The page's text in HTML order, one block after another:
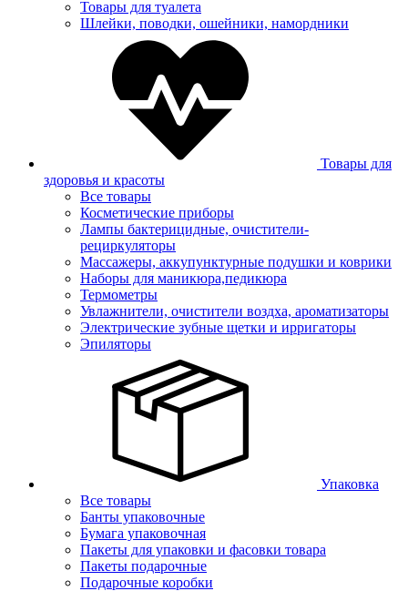
Товары для туалета
Шлейки, поводки, ошейники, намордники
Товары для
здоровья и красоты
Все товары
Косметические приборы
Лампы бактерицидные, очистители-
рециркуляторы
Массажеры, аккупунктурные подушки и коврики
Наборы для маникюра,педикюра
Термометры
Увлажнители, очистители воздха, ароматизаторы
Электрические зубные щетки и ирригаторы
Эпиляторы
Упаковка
Все товары
Банты упаковочные
Бумага упаковочная
Пакеты для упаковки и фасовки товара
Пакеты подарочные
Подарочные коробки